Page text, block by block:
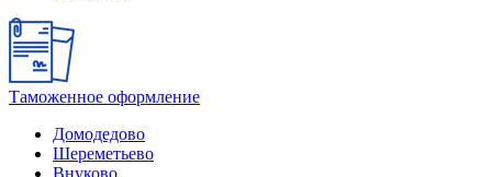
Таможенное оформление
Домодедово
Шереметьево
Внуково